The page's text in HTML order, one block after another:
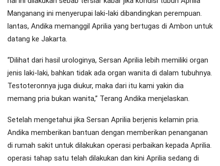
Manganang ini menyerupai laki-laki dibandingkan perempuan.
lantas, Andika memanggil Aprilia yang bertugas di Ambon untuk
datang ke Jakarta.
“Dilihat dari hasil urologinya, Sersan Aprilia lebih memiliki organ
jenis laki-laki, bahkan tidak ada organ wanita di dalam tubuhnya.
Testoteronnya juga diukur, maka dari itu kami yakin dia
memang pria bukan wanita,” Terang Andika menjelaskan.
Setelah mengetahui jika Sersan Aprilia berjenis kelamin pria.
Andika memberikan bantuan dengan memberikan penanganan
di rumah sakit untuk dilakukan operasi perbaikan kepada Aprilia.
operasi tahap satu telah dilakukan dan kini Aprilia sedang di